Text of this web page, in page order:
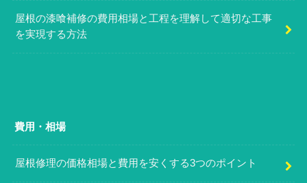
屋根の漆喰補修の費用相場と工程を理解して適切な工事
を実現する方法
費用・相場
屋根修理の価格相場と費用を安くする3つのポイント